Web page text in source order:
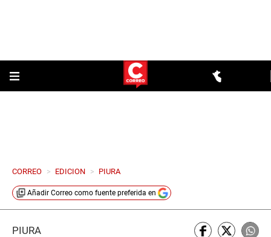
CORREO > EDICION > PIURA
Añadir Correo como fuente preferida en
PIURA